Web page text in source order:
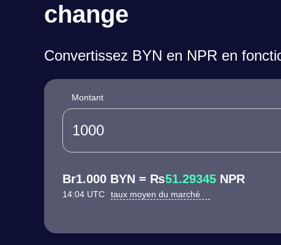
change
Convertissez BYN en NPR en
Montant
Br1.000 BYN = ₨51.29345 NPR
14:04 UTC taux moyen du marché